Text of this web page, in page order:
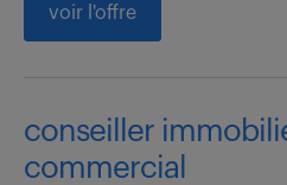
voir l'offre
conseiller
commercial